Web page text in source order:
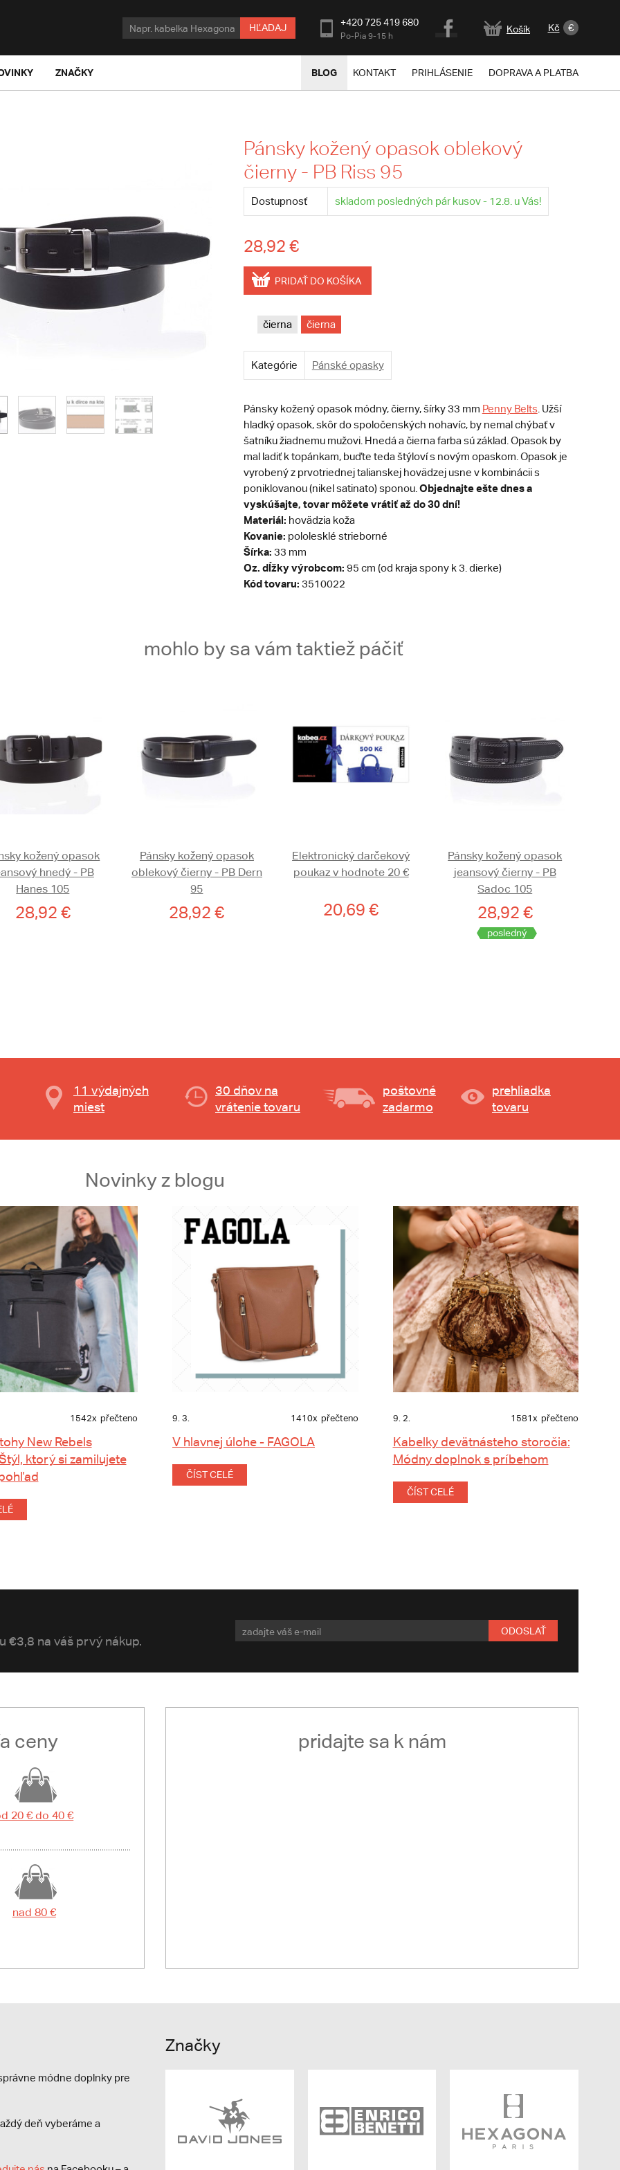
HĽADAJ +420 725 419 680
Po-Pia 9-15 h
Košík Kč €
ZNAČKY BLOG KONTAKT PRIHLÁSENIE DOPRAVA A PLATBA
Pánsky kožený opasok oblekový
čierny - PB Riss 95
Dostupnosť skladom posledných pár kusov - 12.8. u Vás!
28,92 €
PRIDAŤ DO KOŠÍKA
čierna čierna
Kategórie Pánské opasky
Pánsky kožený opasok módny, čierny, šírky 33 mm Penny Belts . Užší
hladký opasok, skôr do spoločenských nohavíc, by nemal chýbať v
šatníku žiadnemu mužovi. Hnedá a čierna farba sú základ. Opasok by
mal ladiť k topánkam, buďte teda štýloví s novým opaskom. Opasok je
vyrobený z prvotriednej talianskej hovädzej usne v kombinácii s
poniklovanou (nikel satinato) sponou. Objednajte ešte dnes a
vyskúšajte, tovar môžete vrátiť až do 30 dní!
Materiál: hovädzia koža
Kovanie: pololesklé strieborné
Šírka: 33 mm
Oz. dĺžky výrobcom: 95 cm (od kraja spony k 3. dierke)
Kód tovaru: 3510022
mohlo by sa vám taktiež páčiť
kožený opasok
hnedý - PB
Hanes 105
28,92 €
Pánsky kožený opasok
oblekový čierny - PB Dern
95
28,92 €
Elektronický darčekový
poukaz v hodnote 20 €
20,69 €
Pánsky kožený opasok
jeansový čierny - PB
Sadoc 105
28,92 €
posledný
11 výdajných
miest
30 dňov na
vrátenie tovaru
poštovné
zadarmo
prehliadka
tovaru
Novinky z blogu
1542x přečteno
New Rebels
ktorý si zamilujete
9. 3. 1410x přečteno
V hlavnej úlohe - FAGOLA
ČÍST CELÉ
9. 2. 1581x přečteno
Kabelky devätnásteho storočia:
Módny doplnok s príbehom
ČÍST CELÉ
€3,8 na váš prvý nákup.
ODOSLAŤ
ceny
20 € do 40 €
nad 80 €
pridajte sa k nám
módne doplnky pre
deň vyberáme a
Značky